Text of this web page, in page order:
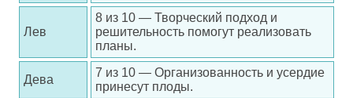
Лев
8 из 10 — Творческий подход и
решительность помогут реализовать
планы.
Дева
7 из 10 — Организованность и усердие
принесут плоды.